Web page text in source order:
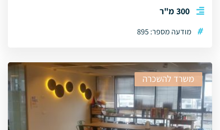
300 מ"ר
# מודעה מספר: 895
משרד להשכרה